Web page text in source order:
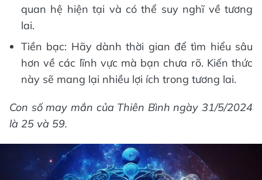
quan hệ hiện tại và có thể suy nghĩ về tương
lai.
Tiền bạc: Hãy dành thời gian để tìm hiểu sâu
hơn về các lĩnh vực mà bạn chưa rõ. Kiến thức
này sẽ mang lại nhiều lợi ích trong tương lai.
Con số may mắn của Thiên Bình ngày 31/5/2024
là 25 và 59.